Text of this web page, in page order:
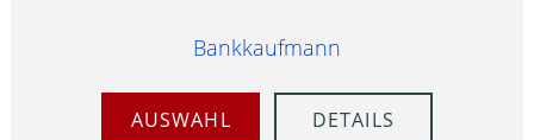
Bankkaufmann
AUSWAHL DETAILS